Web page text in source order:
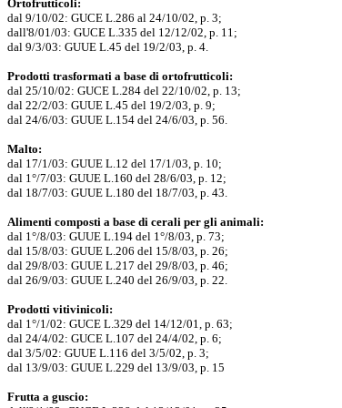
Ortofrutticoli:
dal 9/10/02: GUCE L.286 al 24/10/02, p. 3;
dall'8/01/03: GUCE L.335 del 12/12/02, p. 11;
dal 9/3/03: GUUE L.45 del 19/2/03, p. 4.
Prodotti trasformati a base di ortofrutticoli:
dal 25/10/02: GUCE L.284 del 22/10/02, p. 13;
dal 22/2/03: GUUE L.45 del 19/2/03, p. 9;
dal 24/6/03: GUUE L.154 del 24/6/03, p. 56.
Malto:
dal 17/1/03: GUUE L.12 del 17/1/03, p. 10;
dal 1°/7/03: GUUE L.160 del 28/6/03, p. 12;
dal 18/7/03: GUUE L.180 del 18/7/03, p. 43.
Alimenti composti a base di cerali per gli animali:
dal 1°/8/03: GUUE L.194 del 1°/8/03, p. 73;
dal 15/8/03: GUUE L.206 del 15/8/03, p. 26;
dal 29/8/03: GUUE L.217 del 29/8/03, p. 46;
dal 26/9/03: GUUE L.240 del 26/9/03, p. 22.
Prodotti vitivinicoli:
dal 1°/1/02: GUCE L.329 del 14/12/01, p. 63;
dal 24/4/02: GUCE L.107 del 24/4/02, p. 6;
dal 3/5/02: GUUE L.116 del 3/5/02, p. 3;
dal 13/9/03: GUUE L.229 del 13/9/03, p. 15
Frutta a guscio: